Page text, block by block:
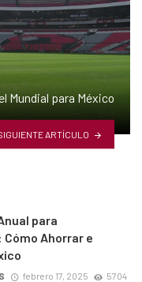
Mundial para México
ARTÍCULO
para
Ahorrar e
febrero 17, 2025
5704